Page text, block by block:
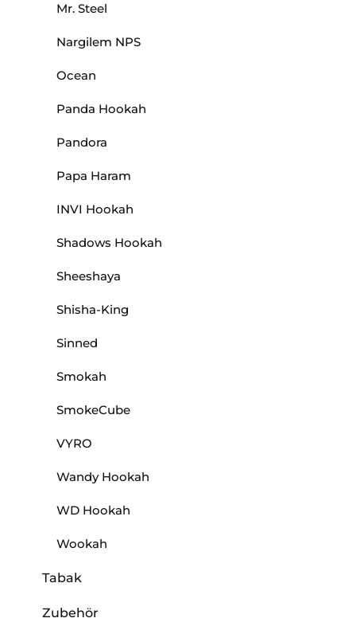
Mr. Steel
Nargilem NPS
Ocean
Panda Hookah
Pandora
Papa Haram
INVI Hookah
Shadows Hookah
Sheeshaya
Shisha-King
Sinned
Smokah
SmokeCube
VYRO
Wandy Hookah
WD Hookah
Wookah
Tabak
Zubehör